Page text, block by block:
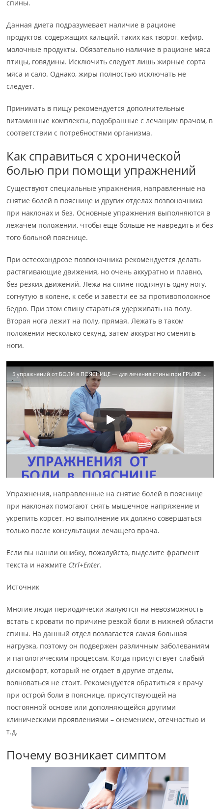
спины.
Данная диета подразумевает наличие в рационе
продуктов, содержащих кальций, таких как творог, кефир,
молочные продукты. Обязательно наличие в рационе мяса
птицы, говядины. Исключить следует лишь жирные сорта
мяса и сало. Однако, жиры полностью исключать не
следует.
Принимать в пищу рекомендуется дополнительные
витаминные комплексы, подобранные с лечащим врачом, в
соответствии с потребностями организма.
Как справиться с хронической
болью при помощи упражнений
Существуют специальные упражнения, направленные на
снятие болей в пояснице и других отделах позвоночника
при наклонах и без. Основные упражнения выполняются в
лежачем положении, чтобы еще больше не навредить и без
того больной пояснице.
При остеохондрозе позвоночника рекомендуется делать
растягивающие движения, но очень аккуратно и плавно,
без резких движений. Лежа на спине подтянуть одну ногу,
согнутую в колене, к себе и завести ее за противоположное
бедро. При этом спину стараться удерживать на полу.
Вторая нога лежит на полу, прямая. Лежать в таком
положении несколько секунд, затем аккуратно сменить
ноги.
5 упражнений от БОЛИ в ПОЯСНИЦЕ — для лечения спины при ГРЫЖЕ ДИСКА, радикулите, остеохондрозе.
Упражнения, направленные на снятие болей в пояснице
при наклонах помогают снять мышечное напряжение и
укрепить корсет, но выполнение их должно совершаться
только после консультации лечащего врача.
Если вы нашли ошибку, пожалуйста, выделите фрагмент
текста и нажмите Ctrl+Enter.
Источник
Многие люди периодически жалуются на невозможность
встать с кровати по причине резкой боли в нижней области
спины. На данный отдел возлагается самая большая
нагрузка, поэтому он подвержен различным заболеваниям
и патологическим процессам. Когда присутствует слабый
дискомфорт, который не отдает в другие отделы,
волноваться не стоит. Рекомендуется обратиться к врачу
при острой боли в пояснице, присутствующей на
постоянной основе или дополняющейся другими
клиническими проявлениями – онемением, отечностью и
т.д.
Почему возникает симптом